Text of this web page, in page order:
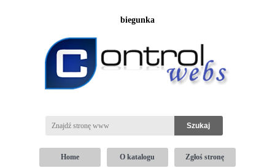
biegunka
Home O katalogu Zgłoś stronę